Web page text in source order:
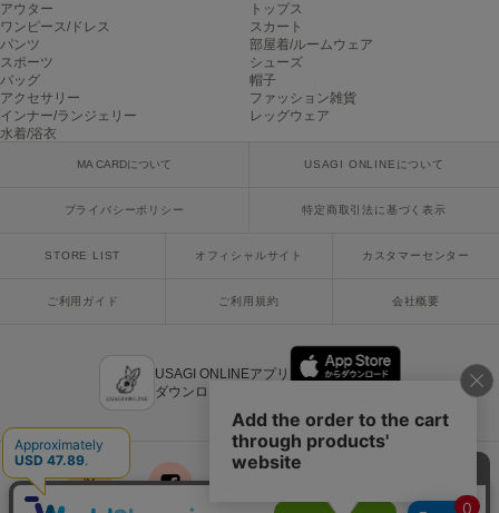
アウター
トップス
ワンピース/ドレス
スカート
パンツ
部屋着/ルームウェア
スポーツ
シューズ
バッグ
帽子
アクセサリー
ファッション雑貨
インナー/ランジェリー
レッグウェア
水着/浴衣
MA CARDについて USAGI ONLINEについて
プライバシーポリシー 特定商取引法に基づく表示
STORE LIST オフィシャルサイト カスタマーセンター
ご利用ガイド ご利用規約 会社概要
USAGI ONLINEアプリ
ダウンロードはこちら